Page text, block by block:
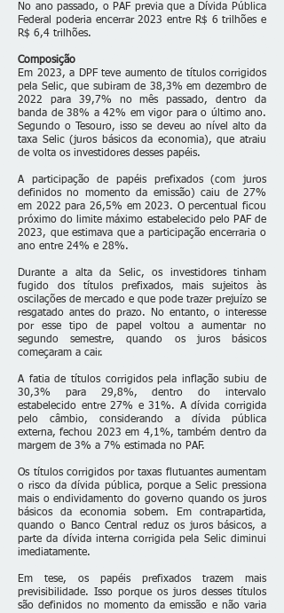
No ano passado, o PAF previa que a Dívida Pública
Federal poderia encerrar 2023 entre R$ 6 trilhões e
R$ 6,4 trilhões.
Composição
Em 2023, a DPF teve aumento de títulos corrigidos
pela Selic, que subiram de 38,3% em dezembro de
2022 para 39,7% no mês passado, dentro da
banda de 38% a 42% em vigor para o último ano.
Segundo o Tesouro, isso se deveu ao nível alto da
taxa Selic (juros básicos da economia), que atraiu
de volta os investidores desses papéis.
A participação de papéis prefixados (com juros
definidos no momento da emissão) caiu de 27%
em 2022 para 26,5% em 2023. O percentual ficou
próximo do limite máximo estabelecido pelo PAF de
2023, que estimava que a participação encerraria o
ano entre 24% e 28%.
Durante a alta da Selic, os investidores tinham
fugido dos títulos prefixados, mais sujeitos às
oscilações de mercado e que pode trazer prejuízo se
resgatado antes do prazo. No entanto, o interesse
por esse tipo de papel voltou a aumentar no
segundo semestre, quando os juros básicos
começaram a cair.
A fatia de títulos corrigidos pela inflação subiu de
30,3% para 29,8%, dentro do intervalo
estabelecido entre 27% e 31%. A dívida corrigida
pelo câmbio, considerando a dívida pública
externa, fechou 2023 em 4,1%, também dentro da
margem de 3% a 7% estimada no PAF.
Os títulos corrigidos por taxas flutuantes aumentam
o risco da dívida pública, porque a Selic pressiona
mais o endividamento do governo quando os juros
básicos da economia sobem. Em contrapartida,
quando o Banco Central reduz os juros básicos, a
parte da dívida interna corrigida pela Selic diminui
imediatamente.
Em tese, os papéis prefixados trazem mais
previsibilidade. Isso porque os juros desses títulos
são definidos no momento da emissão e não varia